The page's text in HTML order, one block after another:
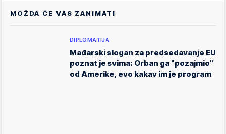
MOŽDA ĆE VAS ZANIMATI
DIPLOMATIJA
Mađarski slogan za predsedavanje EU
poznat je svima: Orban ga "pozajmio"
od Amerike, evo kakav im je program